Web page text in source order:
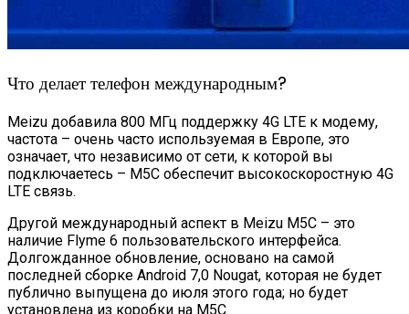
Что делает телефон международным?
Meizu добавила 800 МГц поддержку 4G LTE к модему,
частота – очень часто используемая в Европе, это
означает, что независимо от сети, к которой вы
подключаетесь – M5C обеспечит высокоскоростную 4G
LTE связь.
Другой международный аспект в Meizu M5C – это
наличие Flyme 6 пользовательского интерфейса.
Долгожданное обновление, основано на самой
последней сборке Android 7,0 Nougat, которая не будет
публично выпущена до июля этого года; но будет
установлена из коробки на M5C.